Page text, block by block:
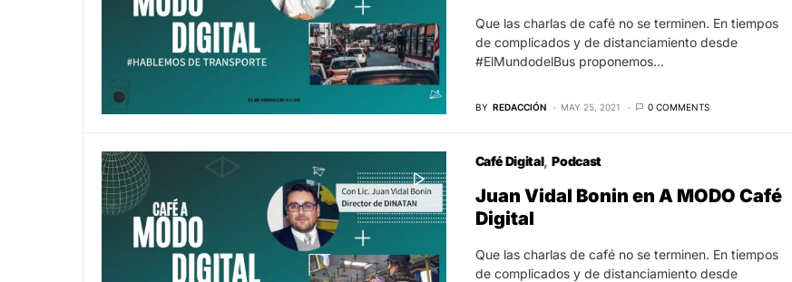
Que las charlas de café no se terminen. En tiempos
de complicados y de distanciamiento desde
#ElMundodelBus proponemos…
BY REDACCIÓN MAY 25, 2021 0 COMMENTS
Café Digital Podcast
Juan Vidal Bonin en A MODO Café
Digital
Que las charlas de café no se terminen. En tiempos
de complicados y de distanciamiento desde